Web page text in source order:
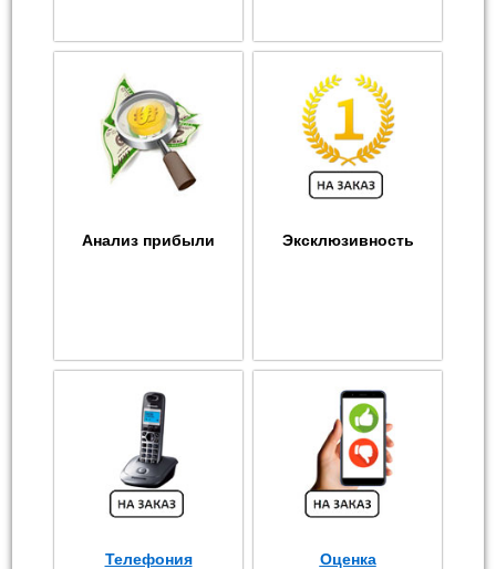
Анализ прибыли Эксклюзивность
Телефония
Оценка